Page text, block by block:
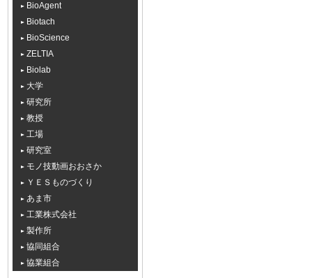
BioAgent
Biotach
BioScience
ZELTIA
Biolab
大学
研究所
教授
工場
研究室
モノ技動画おおさか
ＹＥＳものづくり
あま市
工業株式会社
製作所
協同組合
協業組合